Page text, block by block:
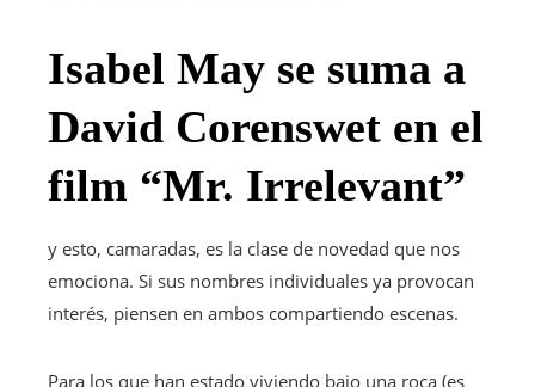
Isabel May se suma a
David Corenswet en el
film “Mr. Irrelevant”
y esto, camaradas, es la clase de novedad que nos
emociona. Si sus nombres individuales ya provocan
interés, piensen en ambos compartiendo escenas.
Para los que han estado viviendo bajo una roca (es